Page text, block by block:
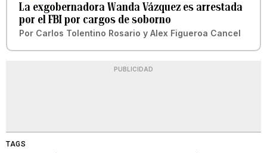
La exgobernadora Wanda Vázquez es arrestada
por el FBI por cargos de soborno
Por Carlos Tolentino Rosario y Alex Figueroa Cancel
PUBLICIDAD
TAGS